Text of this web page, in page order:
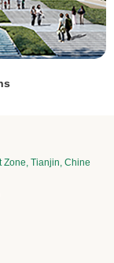
Zone, Tianjin, Chine